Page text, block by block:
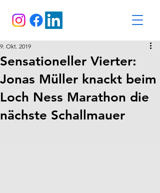
Sensationeller Vierter:
Jonas Müller knackt beim
Loch Ness Marathon die
nächste Schallmauer
9. Okt. 2019